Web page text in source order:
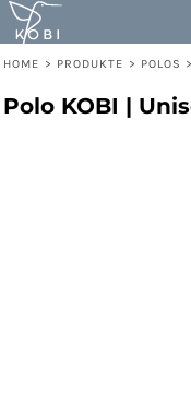
HOME > PRODUKTE > POLOS >
Polo KOBI |